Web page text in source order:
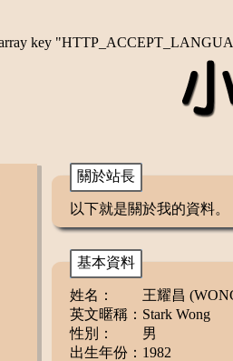
key
關於站長
以下就是關於我的資料。
基本資料
姓名：
王耀昌
英文暱稱： Stark Wong
性別：
男
出生年份： 1982